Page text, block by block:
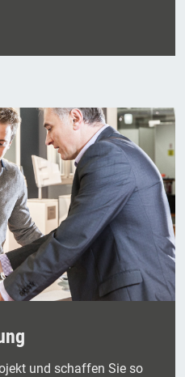
und schaffen Sie so